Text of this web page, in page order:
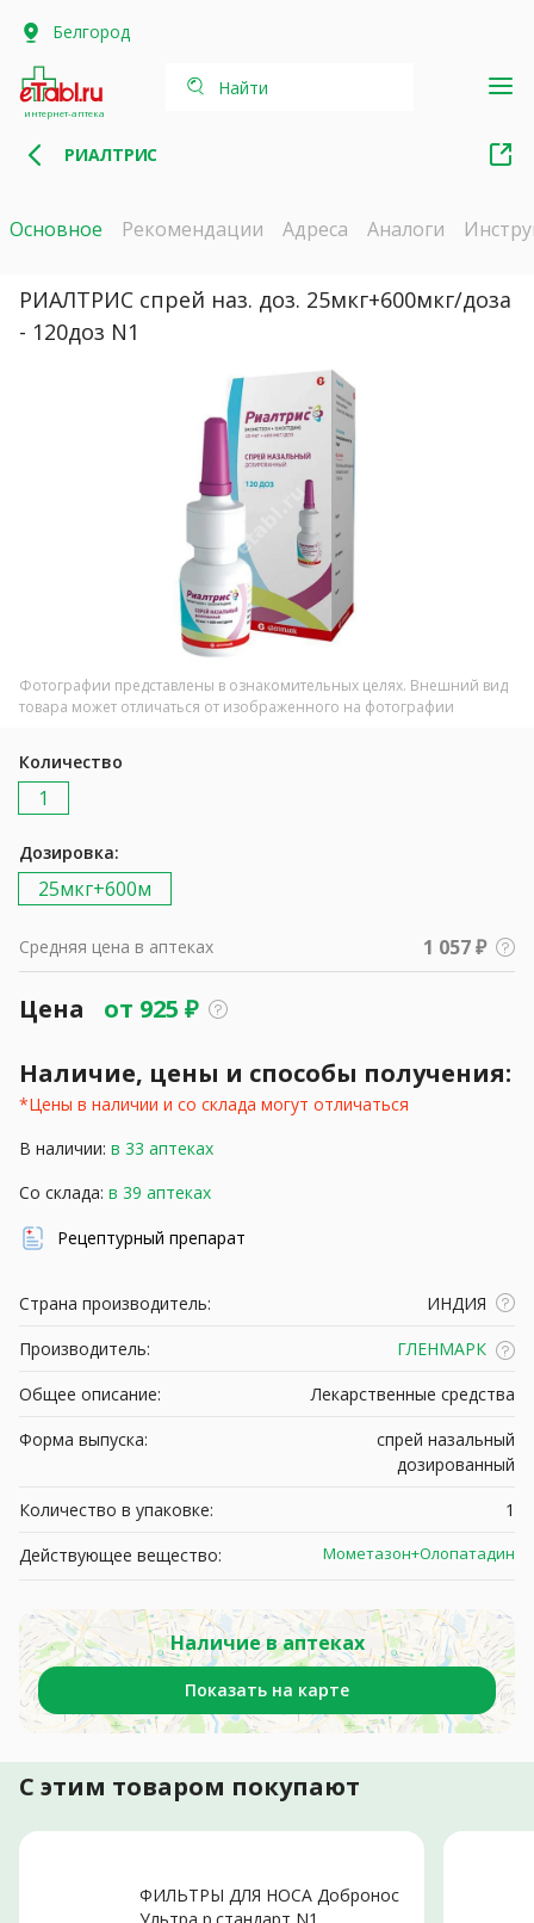
Белгород
интернет-аптека
Найти
РИАЛТРИС
Основное Рекомендации Адреса Аналоги
РИАЛТРИС спрей наз. доз. 25мкг+600мкг/доза
- 120доз N1
Фотографии представлены в ознакомительных целях. Внешний вид
товара может отличаться от изображенного на фотографии
Количество
1
Дозировка:
25мкг+600м
Средняя цена в аптеках 1 057 ₽
Цена от 925 ₽
Наличие, цены и способы получения:
*Цены в наличии и со склада могут отличаться
В наличии: в 33 аптеках
Со склада: в 39 аптеках
Рецептурный препарат
Страна производитель:
ИНДИЯ
Производитель:
ГЛЕНМАРК
Общее описание:
Лекарственные средства
Форма выпуска:
спрей назальный
дозированный
Количество в упаковке:
1
Действующее вещество:
Мометазон+Олопатадин
Наличие в аптеках
Показать на карте
С этим товаром покупают
ФИЛЬТРЫ ДЛЯ НОСА Добронос
Ультра р.стандарт N1